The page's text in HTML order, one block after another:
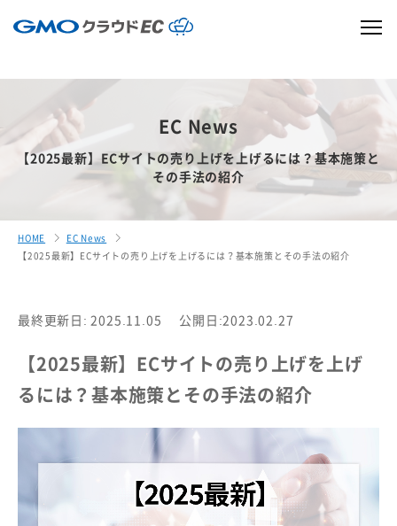
EC News
【2025最新】ECサイトの売り上げを上げるには？基本施策と
その手法の紹介
HOME
EC News
【2025最新】ECサイトの売り上げを上げるには？基本施策とその手法の紹介
最終更新日: 2025.11.05 公開日:2023.02.27
【2025最新】ECサイトの売り上げを上げ
るには？基本施策とその手法の紹介